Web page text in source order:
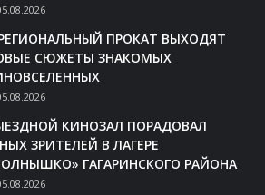
ПРОКАТ ВЫХОДЯТ
СЮЖЕТЫ ЗНАКОМЫХ
КИНОЗАЛ ПОРАДОВАЛ
ЗРИТЕЛЕЙ В ЛАГЕРЕ
ГАГАРИНСКОГО РАЙОНА